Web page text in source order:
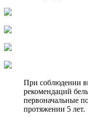
При соблюдении
рекомендаций
первоначальные
протяжении 5 лет.